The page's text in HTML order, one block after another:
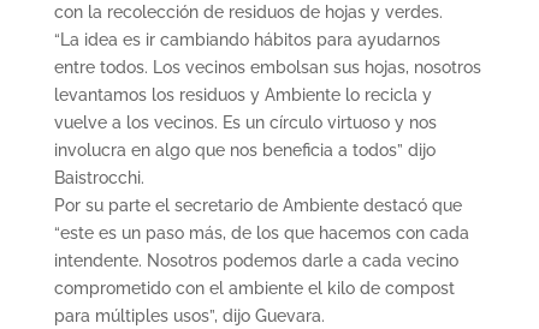
con la recolección de residuos de hojas y verdes.
“La idea es ir cambiando hábitos para ayudarnos
entre todos. Los vecinos embolsan sus hojas, nosotros
levantamos los residuos y Ambiente lo recicla y
vuelve a los vecinos. Es un círculo virtuoso y nos
involucra en algo que nos beneficia a todos” dijo
Baistrocchi.
Por su parte el secretario de Ambiente destacó que
“este es un paso más, de los que hacemos con cada
intendente. Nosotros podemos darle a cada vecino
comprometido con el ambiente el kilo de compost
para múltiples usos”, dijo Guevara.